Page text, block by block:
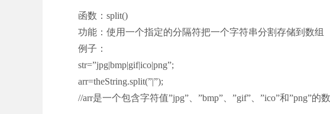
函数：split()
功能：使用一个指定的分隔符把一个字符串分割存储到数组
例子：
str=”jpg|bmp|gif|ico|png”;
arr=theString.split(”|”);
//arr是一个包含字符值”jpg”、”bmp”、”gif”、”ico”和”png”的